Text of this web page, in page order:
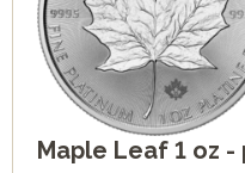
Maple Leaf 1 oz